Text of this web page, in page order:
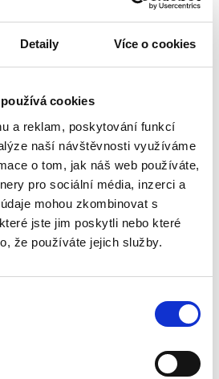
Detaily Více o cookies
cookies
a reklam, poskytování funkcí
naší návštěvnosti využíváme
o tom, jak náš web používáte,
pro sociální média, inzerci a
mohou zkombinovat s
jste jim poskytli nebo které
že používáte jejich služby.
Kunden
noch nicht bewertet.
hinzuzufügen, müssen Sie sich
einloggen.
Sie das Produkt